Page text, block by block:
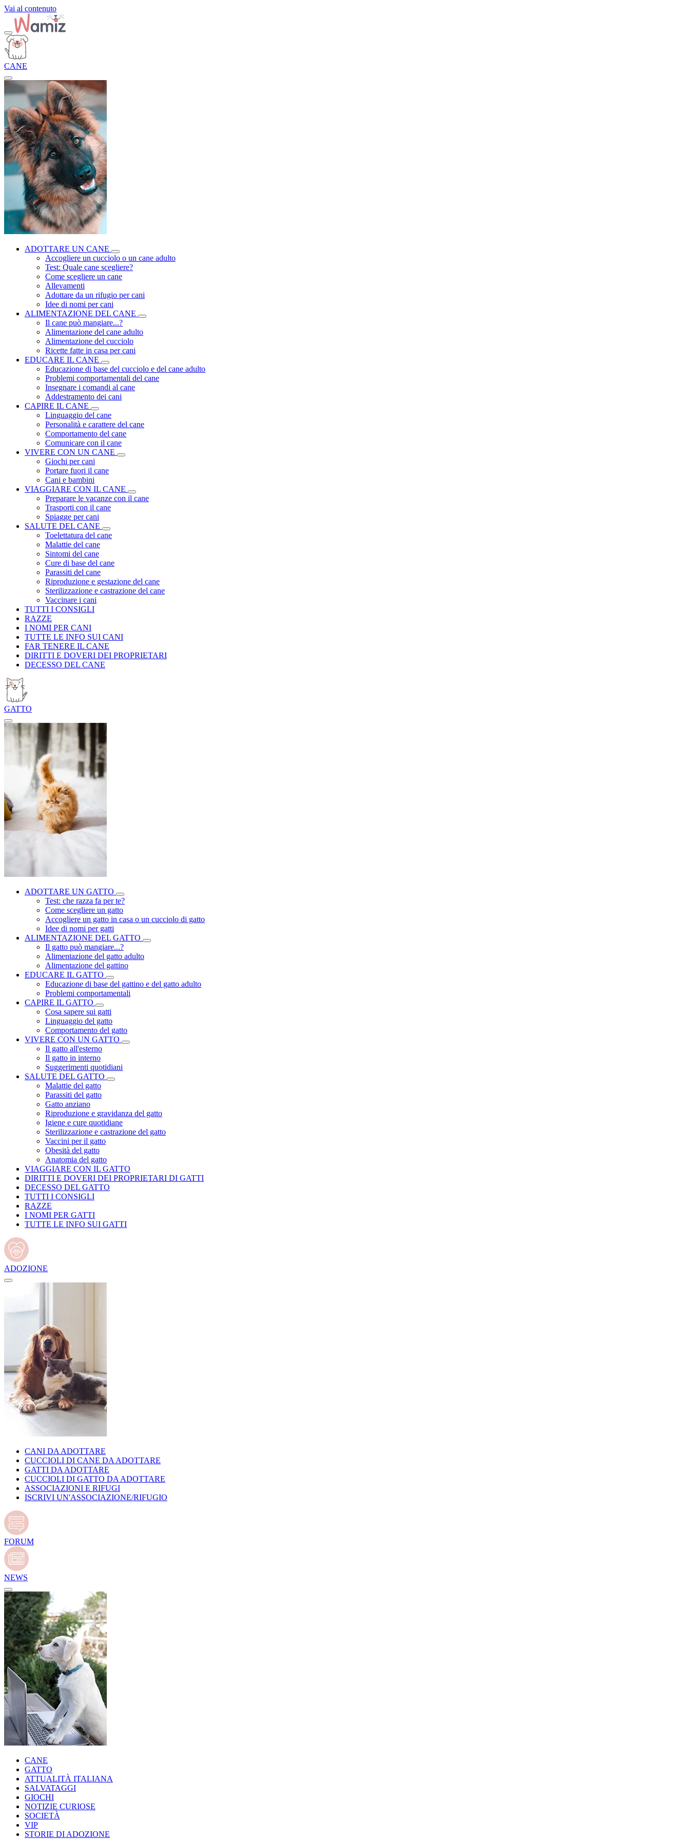
Vai al contenuto
CANE
ADOTTARE UN CANE
Accogliere un cucciolo o un cane adulto
Test: Quale cane scegliere?
Come scegliere un cane
Allevamenti
Adottare da un rifugio per cani
Idee di nomi per cani
ALIMENTAZIONE DEL CANE
Il cane può mangiare...?
Alimentazione del cane adulto
Alimentazione del cucciolo
Ricette fatte in casa per cani
EDUCARE IL CANE
Educazione di base del cucciolo e del cane adulto
Problemi comportamentali del cane
Insegnare i comandi al cane
Addestramento dei cani
CAPIRE IL CANE
Linguaggio del cane
Personalità e carattere del cane
Comportamento del cane
Comunicare con il cane
VIVERE CON UN CANE
Giochi per cani
Portare fuori il cane
Cani e bambini
VIAGGIARE CON IL CANE
Preparare le vacanze con il cane
Trasporti con il cane
Spiagge per cani
SALUTE DEL CANE
Toelettatura del cane
Malattie del cane
Sintomi del cane
Cure di base del cane
Parassiti del cane
Riproduzione e gestazione del cane
Sterilizzazione e castrazione del cane
Vaccinare i cani
TUTTI I CONSIGLI
RAZZE
I NOMI PER CANI
TUTTE LE INFO SUI CANI
FAR TENERE IL CANE
DIRITTI E DOVERI DEI PROPRIETARI
DECESSO DEL CANE
GATTO
ADOTTARE UN GATTO
Test: che razza fa per te?
Come scegliere un gatto
Accogliere un gatto in casa o un cucciolo di gatto
Idee di nomi per gatti
ALIMENTAZIONE DEL GATTO
Il gatto può mangiare...?
Alimentazione del gatto adulto
Alimentazione del gattino
EDUCARE IL GATTO
Educazione di base del gattino e del gatto adulto
Problemi comportamentali
CAPIRE IL GATTO
Cosa sapere sui gatti
Linguaggio del gatto
Comportamento del gatto
VIVERE CON UN GATTO
Il gatto all'esterno
Il gatto in interno
Suggerimenti quotidiani
SALUTE DEL GATTO
Malattie del gatto
Parassiti del gatto
Gatto anziano
Riproduzione e gravidanza del gatto
Igiene e cure quotidiane
Sterilizzazione e castrazione del gatto
Vaccini per il gatto
Obesità del gatto
Anatomia del gatto
VIAGGIARE CON IL GATTO
DIRITTI E DOVERI DEI PROPRIETARI DI GATTI
DECESSO DEL GATTO
TUTTI I CONSIGLI
RAZZE
I NOMI PER GATTI
TUTTE LE INFO SUI GATTI
ADOZIONE
CANI DA ADOTTARE
CUCCIOLI DI CANE DA ADOTTARE
GATTI DA ADOTTARE
CUCCIOLI DI GATTO DA ADOTTARE
ASSOCIAZIONI E RIFUGI
ISCRIVI UN'ASSOCIAZIONE/RIFUGIO
FORUM
NEWS
CANE
GATTO
ATTUALITÀ ITALIANA
SALVATAGGI
GIOCHI
NOTIZIE CURIOSE
SOCIETÀ
VIP
STORIE DI ADOZIONE